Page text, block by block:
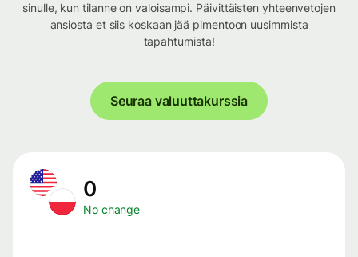
sinulle, kun tilanne on valoisampi. Päivittäisten yhteenvetojen
ansiosta et siis koskaan jää pimentoon uusimmista
tapahtumista!
Seuraa valuuttakurssia
0
No change